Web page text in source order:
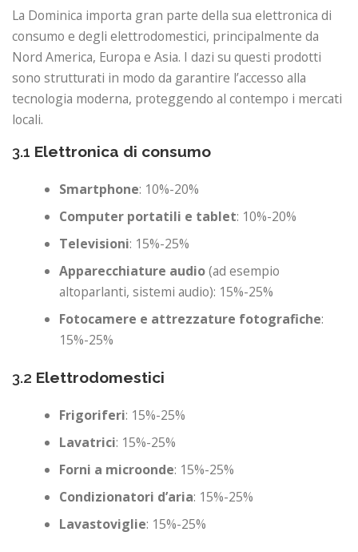
La Dominica importa gran parte della sua elettronica di
consumo e degli elettrodomestici, principalmente da
Nord America, Europa e Asia. I dazi su questi prodotti
sono strutturati in modo da garantire l’accesso alla
tecnologia moderna, proteggendo al contempo i mercati
locali.
3.1 Elettronica di consumo
Smartphone: 10%-20%
Computer portatili e tablet: 10%-20%
Televisioni: 15%-25%
Apparecchiature audio(ad esempio
altoparlanti, sistemi audio): 15%-25%
Fotocamere e attrezzature fotografiche:
15%-25%
3.2 Elettrodomestici
Frigoriferi: 15%-25%
Lavatrici: 15%-25%
Forni a microonde: 15%-25%
Condizionatori d’aria: 15%-25%
Lavastoviglie: 15%-25%